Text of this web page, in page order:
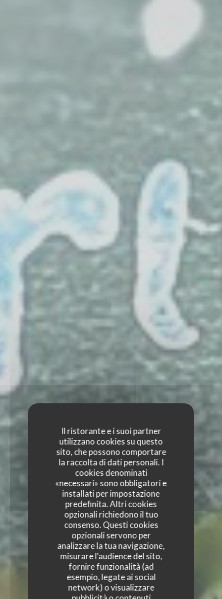
Il ristorante e i suoi partner
utilizzano cookies su questo
sito, che possono comportare
la raccolta di dati personali. I
cookies denominati
«necessari» sono obbligatori e
installati per impostazione
predefinita. Altri cookies
opzionali richiedono il tuo
consenso. Questi cookies
opzionali servono per
analizzare la tua navigazione,
misurare l'audience del sito,
fornire funzionalità (ad
esempio, legate ai social
network) o visualizzare